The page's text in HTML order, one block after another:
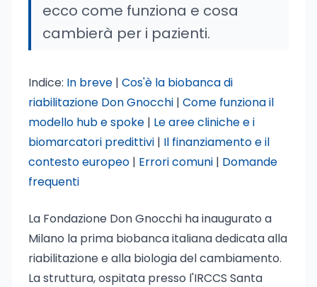
ecco come funziona e cosa
cambierà per i pazienti.
Indice: In breve | Cos'è la biobanca di
riabilitazione Don Gnocchi | Come funziona il
modello hub e spoke | Le aree cliniche e i
biomarcatori predittivi | Il finanziamento e il
contesto europeo | Errori comuni | Domande
frequenti
La Fondazione Don Gnocchi ha inaugurato a
Milano la prima biobanca italiana dedicata alla
riabilitazione e alla biologia del cambiamento.
La struttura, ospitata presso l'IRCCS Santa